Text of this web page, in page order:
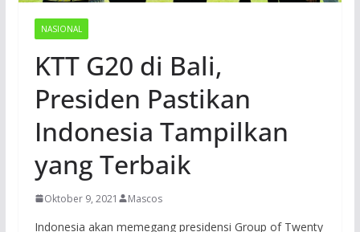
NASIONAL
KTT G20 di Bali,
Presiden Pastikan
Indonesia Tampilkan
yang Terbaik
Oktober 9, 2021 Mascos
Indonesia akan memegang presidensi Group of Twenty